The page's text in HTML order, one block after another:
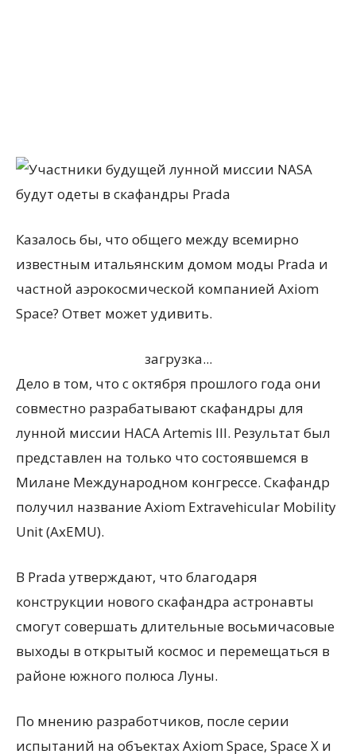
Казалось бы, что общего между всемирно
известным итальянским домом моды Prada и
частной аэрокосмической компанией Axiom
Space? Ответ может удивить.
загрузка...
Дело в том, что с октября прошлого года они
совместно разрабатывают скафандры для
лунной миссии НАСА Artemis III. Результат был
представлен на только что состоявшемся в
Милане Международном конгрессе. Скафандр
получил название Axiom Extravehicular Mobility
Unit (AxEMU).
В Prada утверждают, что благодаря
конструкции нового скафандра астронавты
смогут совершать длительные восьмичасовые
выходы в открытый космос и перемещаться в
районе южного полюса Луны.
По мнению разработчиков, после серии
испытаний на объектах Axiom Space, Space Х и